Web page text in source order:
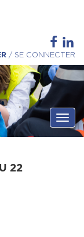
/ SE CONNECTER
22